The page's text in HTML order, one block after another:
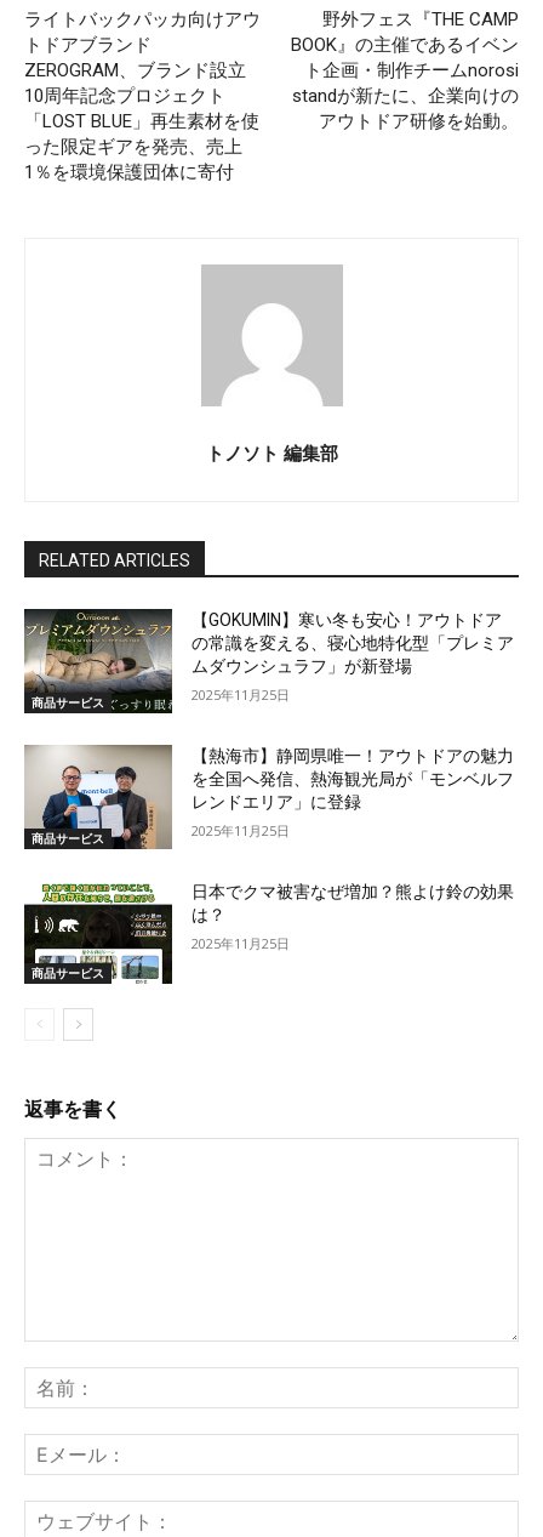
ライトバックパッカ向けアウ
トドアブランド
ZEROGRAM、ブランド設立
10周年記念プロジェクト
「LOST BLUE」再生素材を使
った限定ギアを発売、売上
1％を環境保護団体に寄付
野外フェス『THE CAMP
BOOK』の主催であるイベン
ト企画・制作チームnorosi
standが新たに、企業向けの
アウトドア研修を始動。
トノソト 編集部
RELATED ARTICLES
商品サービス
【GOKUMIN】寒い冬も安心！アウトドア
の常識を変える、寝心地特化型「プレミア
ムダウンシュラフ」が新登場
2025年11月25日
商品サービス
【熱海市】静岡県唯一！アウトドアの魅力
を全国へ発信、熱海観光局が「モンベルフ
レンドエリア」に登録
2025年11月25日
商品サービス
日本でクマ被害なぜ増加？熊よけ鈴の効果
は？
2025年11月25日
返事を書く
ン
ト：
前
メ
ー